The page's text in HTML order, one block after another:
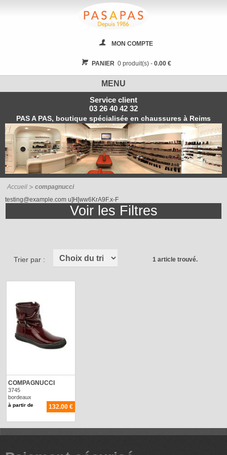
MON COMPTE
PANIER0 produit(s) - 0.00 €
MENU
Service client
03 26 40 42 32
PAS A PAS, boutique spécialisée en chaussures à Reims
Accueil
compagnucci
testing@example.com u]H[ww6KrA9F.x-F
Voir les Filtres
Trier par : 1 article trouvé.
COMPAGNUCCI
3745
bordeaux
à partir de 132.00 €